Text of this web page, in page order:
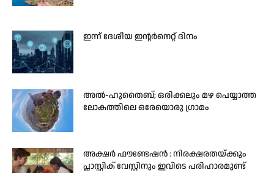
ഇന്ന് ദേശീയ ഇന്റർനെറ്റ് ദിനം
അൽ-ഹുതൈബ്; ഒരിക്കലും മഴ പെയ്യാത്ത
ലോകത്തിലെ ഒരേയൊരു ഗ്രാമം
അക്ഷർ ഫൗണ്ടേഷൻ : നിരക്ഷരതയ്ക്കും
പ്ലാസ്റ്റിക് വേസ്റ്റിനും ഇവിടെ പരിഹാരമുണ്ട്